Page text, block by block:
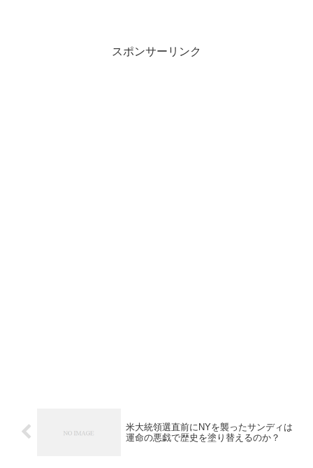
スポンサーリンク
米大統領選直前にNYを襲ったサンディは
運命の悪戯で歴史を塗り替えるのか？